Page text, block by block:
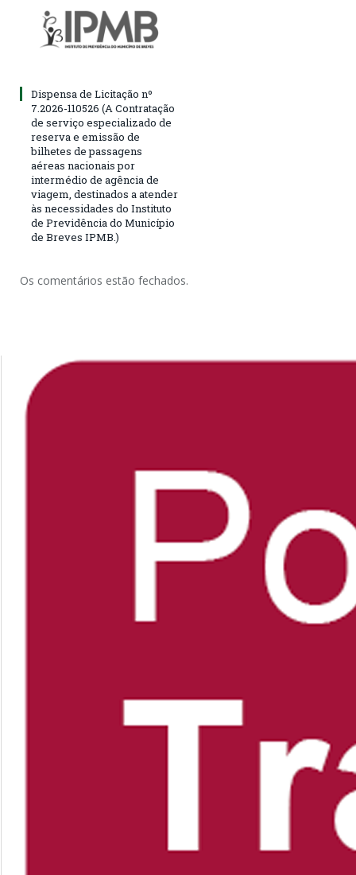
Dispensa de Licitação nº
7.2026-110526 (A Contratação
de serviço especializado de
reserva e emissão de
bilhetes de passagens
aéreas nacionais por
intermédio de agência de
viagem, destinados a atender
às necessidades do Instituto
de Previdência do Município
de Breves IPMB.)
Os comentários estão fechados.